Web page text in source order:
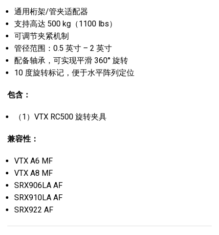
通用桁架/管夹适配器
支持高达 500 kg（1100 lbs）
可调节夹紧机制
管径范围：0.5 英寸 – 2 英寸
配备轴承，可实现平滑 360° 旋转
10 度旋转标记，便于水平阵列定位
包含：
（1）VTX RC500 旋转夹具
兼容性：
VTX A6 MF
VTX A8 MF
SRX906LA AF
SRX910LA AF
SRX922 AF